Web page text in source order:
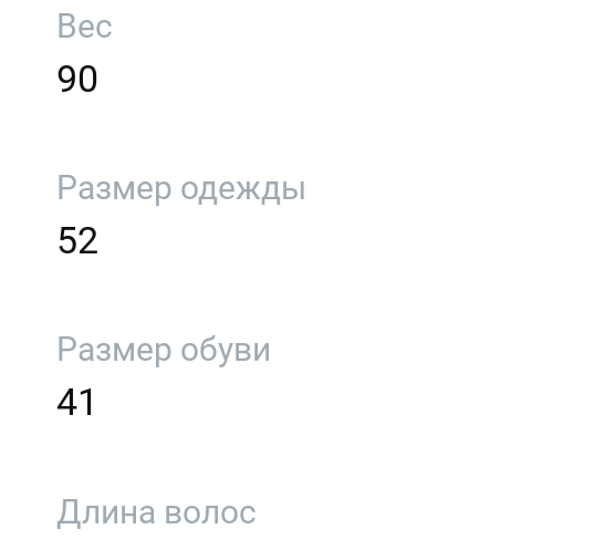
Вес
90
Размер одежды
52
Размер обуви
41
Длина волос